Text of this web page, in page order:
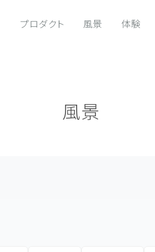
プロダクト 風景 体験
風景